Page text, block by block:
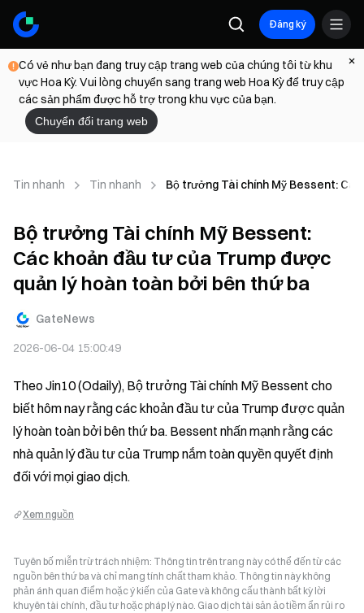
Đăng ký
Có vẻ như bạn đang truy cập trang web của chúng tôi từ khu
vực Hoa Kỳ. Vui lòng chuyển sang trang web Hoa Kỳ để truy cập
các sản phẩm được hỗ trợ trong khu vực của bạn.
Chuyển đổi trang web
Tin nhanh Tin nhanh Bộ trưởng Tài chính Mỹ Bessent:
Bộ trưởng Tài chính Mỹ Bessent:
Các khoản đầu tư của Trump được
quản lý hoàn toàn bởi bên thứ ba
GateNews
2026-06-04 15:00:49
Theo Jin10 (Odaily), Bộ trưởng Tài chính Mỹ Bessent cho
biết hôm nay rằng các khoản đầu tư của Trump được quản
lý hoàn toàn bởi bên thứ ba. Bessent nhấn mạnh rằng các
nhà quản lý đầu tư của Trump nắm toàn quyền quyết định
đối với mọi giao dịch.
Xem nguồn
Tuyên bố miễn trừ trách nhiệm: Thông tin trên trang này có thể đến từ các
nguồn bên thứ ba và chỉ mang tính chất tham khảo. Thông tin này không
phản ánh quan điểm hoặc ý kiến của Gate và không cấu thành bất kỳ lời
khuyên tài chính, đầu tư hoặc pháp lý nào. Giao dịch tài sản ảo tiềm ẩn rủi ro